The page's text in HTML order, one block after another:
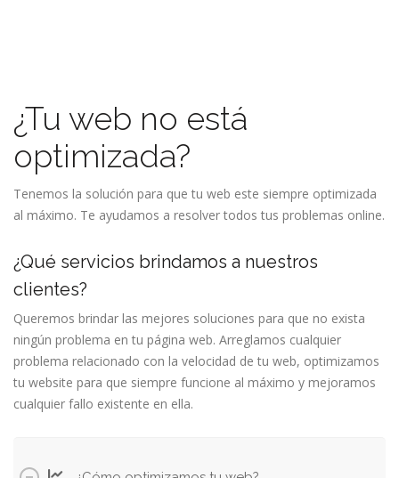
¿Tu web no está
optimizada?
Tenemos la solución para que tu web este siempre optimizada
al máximo. Te ayudamos a resolver todos tus problemas online.
¿Qué servicios brindamos a nuestros
clientes?
Queremos brindar las mejores soluciones para que no exista
ningún problema en tu página web. Arreglamos cualquier
problema relacionado con la velocidad de tu web, optimizamos
tu website para que siempre funcione al máximo y mejoramos
cualquier fallo existente en ella.